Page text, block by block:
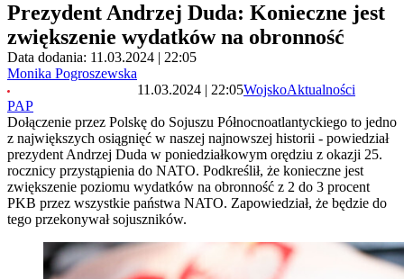
Prezydent Andrzej Duda: Konieczne jest
zwiększenie wydatków na obronność
Data dodania: 11.03.2024 | 22:05
Monika Pogroszewska
PAP
11.03.2024 | 22:05WojskoAktualności
Dołączenie przez Polskę do Sojuszu Północnoatlantyckiego to jedno
z największych osiągnięć w naszej najnowszej historii - powiedział
prezydent Andrzej Duda w poniedziałkowym orędziu z okazji 25.
rocznicy przystąpienia do NATO. Podkreślił, że konieczne jest
zwiększenie poziomu wydatków na obronność z 2 do 3 procent
PKB przez wszystkie państwa NATO. Zapowiedział, że będzie do
tego przekonywał sojuszników.